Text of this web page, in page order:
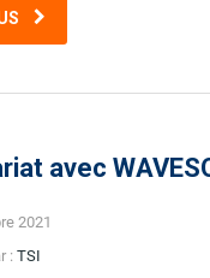
avec
2021
: TSI